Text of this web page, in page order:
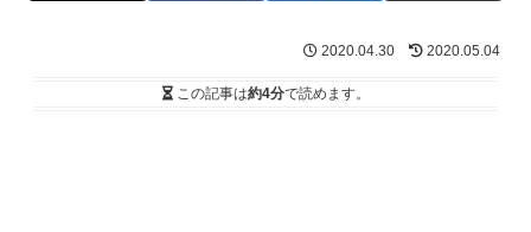
2020.04.30 2020.05.04
この記事は約4分で読めます。